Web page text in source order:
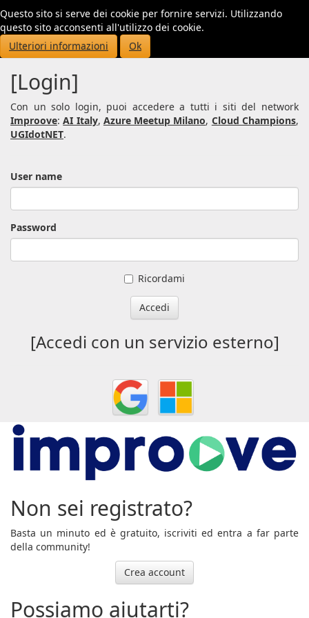
Questo sito si serve dei cookie per fornire servizi. Utilizzando
questo sito acconsenti all'utilizzo dei cookie.
Ulteriori informazioni
Ok
[Login]
Con un solo login, puoi accedere a tutti i siti del network
Improove:AI Italy, Azure Meetup Milano, Cloud Champions,
UGIdotNET.
User name
Password
Ricordami
Accedi
[Accedi con un servizio esterno]
Non sei registrato?
Basta un minuto ed è gratuito, iscriviti ed entra a far parte
della community!
Crea account
Possiamo aiutarti?